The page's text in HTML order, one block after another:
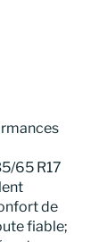
65 R17
de
fiable;